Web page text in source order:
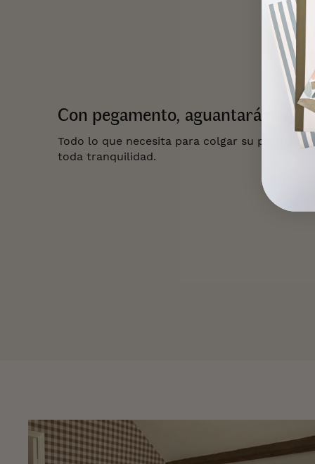
Con pegamento, aguantará
Todo lo que necesita para colgar su papel
toda tranquilidad.